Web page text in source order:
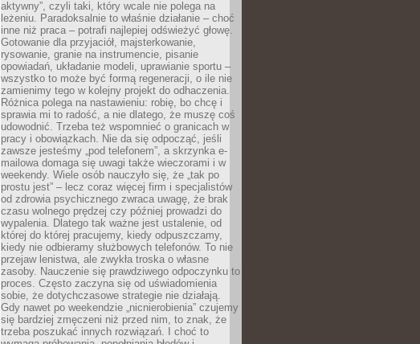
aktywny”, czyli taki, który wcale nie polega na
leżeniu. Paradoksalnie to właśnie działanie – choć
inne niż praca – potrafi najlepiej odświeżyć głowę.
Gotowanie dla przyjaciół, majsterkowanie,
rysowanie, granie na instrumencie, pisanie
opowiadań, układanie modeli, uprawianie sportu –
wszystko to może być formą regeneracji, o ile nie
zamienimy tego w kolejny projekt do odhaczenia.
Różnica polega na nastawieniu: robię, bo chcę i
sprawia mi to radość, a nie dlatego, że muszę coś
udowodnić. Trzeba też wspomnieć o granicach w
pracy i obowiązkach. Nie da się odpocząć, jeśli
zawsze jesteśmy „pod telefonem”, a skrzynka e-
mailowa domaga się uwagi także wieczorami i w
weekendy. Wiele osób nauczyło się, że „tak po
prostu jest” – lecz coraz więcej firm i specjalistów
od zdrowia psychicznego zwraca uwagę, że brak
czasu wolnego prędzej czy później prowadzi do
wypalenia. Dlatego tak ważne jest ustalenie, od
której do której pracujemy, kiedy odpuszczamy,
kiedy nie odbieramy służbowych telefonów. To nie
przejaw lenistwa, ale zwykła troska o własne
zasoby. Nauczenie się prawdziwego odpoczynku to
proces. Często zaczyna się od uświadomienia
sobie, że dotychczasowe strategie nie działają.
Gdy nawet po weekendzie „nicnierobienia” czujemy
się bardziej zmęczeni niż przed nim, to znak, że
trzeba poszukać innych rozwiązań. I choć to